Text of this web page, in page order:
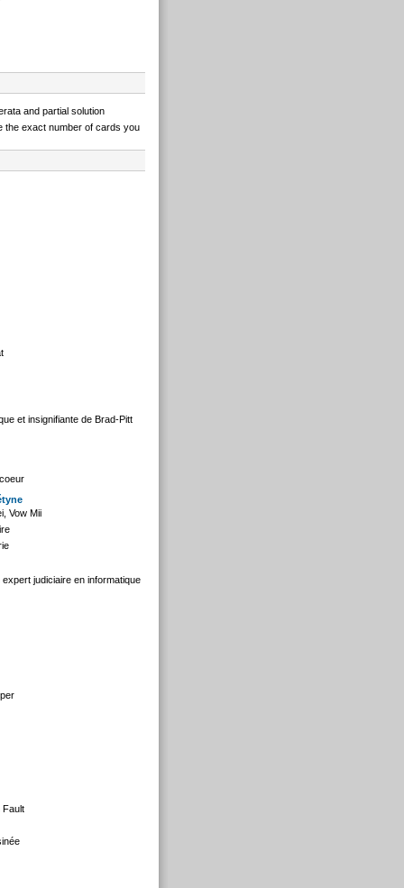
and partial solution
the exact number of cards you
et insignifiante de Brad-Pitt
Vow Mii
judiciaire en informatique
Fault